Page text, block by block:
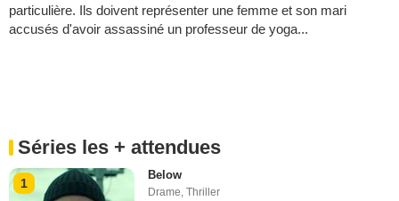
particulière. Ils doivent représenter une femme et son mari
accusés d'avoir assassiné un professeur de yoga...
Séries les + attendues
1
Below
Drame,Thriller